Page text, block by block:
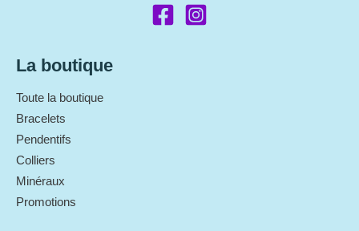
La boutique
Toute la boutique
Bracelets
Pendentifs
Colliers
Minéraux
Promotions